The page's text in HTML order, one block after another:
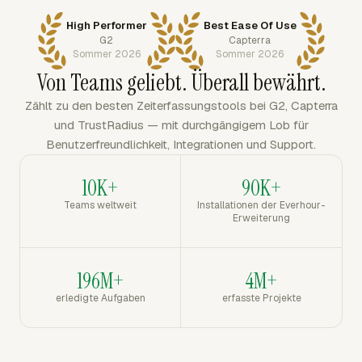
High Performer
G2
Sommer 2026
Best Ease Of Use
Capterra
Sommer 2026
Von Teams geliebt. Überall bewährt.
Zählt zu den besten Zeiterfassungstools bei G2, Capterra
und TrustRadius — mit durchgängigem Lob für
Benutzerfreundlichkeit, Integrationen und Support.
10K+
Teams weltweit
90K+
Installationen der Everhour-
Erweiterung
196M+
erledigte Aufgaben
4M+
erfasste Projekte